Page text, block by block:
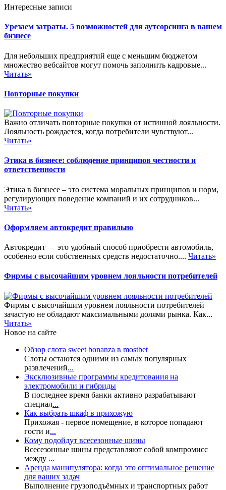
Интересные записи
Урезаем затраты. 5 возможностей для аутсорсинга в вашем
бизнесе
Для небольших предприятий еще с меньшим бюджетом
множество вебсайтов могут помочь заполнить кадровые...
Читать»
Повторные покупки
Важно отличать повторные покупки от истинной лояльности.
Лояльность рождается, когда потребители чувствуют...
Читать»
Этика в бизнесе: соблюдение принципов честности и
ответственности
Этика в бизнесе – это система моральных принципов и норм,
регулирующих поведение компаний и их сотрудников...
Читать»
Оформляем автокредит правильно
Автокредит — это удобный способ приобрести автомобиль,
особенно если собственных средств недостаточно.... Читать»
Фирмы с высочайшим уровнем лояльности потребителей
Фирмы с высочайшим уровнем лояльности потребителей
зачастую не обладают максимальными долями рынка. Как...
Читать»
Новое на сайте
Обзор слота sweet bonanza в mostbet
Слоты остаются одними из самых популярных
развлечений...
Эксклюзивные программы кредитования на
электромобили и гибриды
В последнее время банки активно разрабатывают
специал...
Как выбрать шкаф в прихожую
Прихожая - первое помещение, в которое попадают
гости и...
Кому подойдут всесезонные шины
Всесезонные шины представляют собой компромисс
между ...
Аренда манипулятора: когда это оптимальное решение
для ваших задач
Выполнение грузоподъёмных и транспортных работ